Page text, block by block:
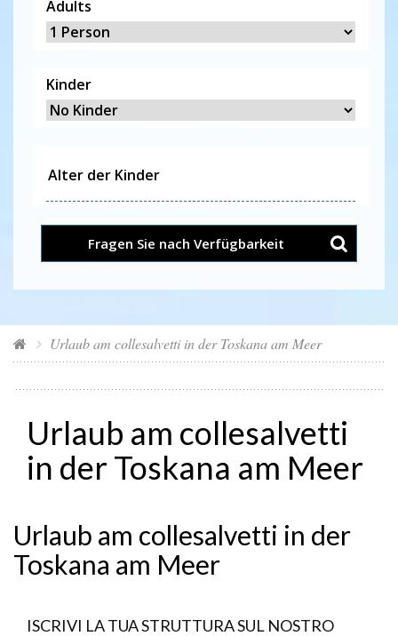
Adults
Kinder
Fragen Sie nach Verfügbarkeit
Urlaub am collesalvetti in der Toskana am Meer
Urlaub am collesalvetti
in der Toskana am Meer
Urlaub am collesalvetti in der
Toskana am Meer
ISCRIVI LA TUA STRUTTURA SUL NOSTRO